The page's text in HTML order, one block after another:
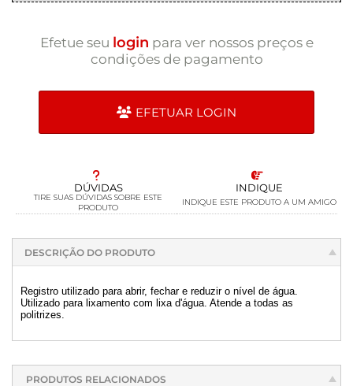
DÚVIDAS
TIRE SUAS DÚVIDAS SOBRE ESTE
PRODUTO
INDIQUE
INDIQUE ESTE PRODUTO A UM AMIGO
Efetue seu login para ver nossos preços e
condições de pagamento
EFETUAR LOGIN
DESCRIÇÃO DO PRODUTO
Registro utilizado para abrir, fechar e reduzir o nível de água.
Utilizado para lixamento com lixa d'água. Atende a todas as
politrizes.
PRODUTOS RELACIONADOS